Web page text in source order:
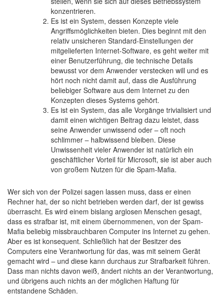
konzentrieren.
Es ist ein System, dessen Konzepte viele
Angriffsmöglichkeiten bieten. Dies beginnt mit den
relativ unsicheren Standard-Einstellungen der
mitgelieferten Internet-Software, es geht weiter mit
einer Benutzerführung, die technische Details
bewusst vor dem Anwender verstecken will und es
hört noch nicht damit auf, dass die Ausführung
beliebiger Software aus dem Internet zu den
Konzepten dieses Systems gehört.
Es ist ein System, das alle Vorgänge trivialisiert und
damit einen wichtigen Beitrag dazu leistet, dass
seine Anwender unwissend oder – oft noch
schlimmer – halbwissend bleiben. Diese
Unwissenheit vieler Anwender ist natürlich ein
geschäftlicher Vorteil für Microsoft, sie ist aber auch
von großem Nutzen für die Spam-Mafia.
Wer sich von der Polizei sagen lassen muss, dass er einen
Rechner hat, der so nicht betrieben werden darf, der ist gewiss
überrascht. Es wird einem bislang arglosen Menschen gesagt,
dass es strafbar ist, mit einem übernommenen, von der Spam-
Mafia beliebig missbrauchbaren Computer ins Internet zu gehen.
Aber es ist konsequent. Schließlich hat der Besitzer des
Computers eine Verantwortung für das, was mit seinem Gerät
gemacht wird – und diese kann durchaus zur Strafbarkeit führen.
Dass man nichts davon weiß, ändert nichts an der Verantwortung,
und übrigens auch nichts an der möglichen Haftung für
entstandene Schäden.